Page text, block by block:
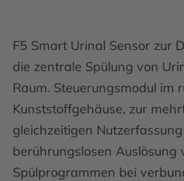
F5 Smart Urinal Sensor zur
die zentrale Spülung von
Raum. Steuerungsmodul im
Kunststoffgehäuse, zur
gleichzeitigen
berührungslosen Auslösung
Spülprogrammen bei